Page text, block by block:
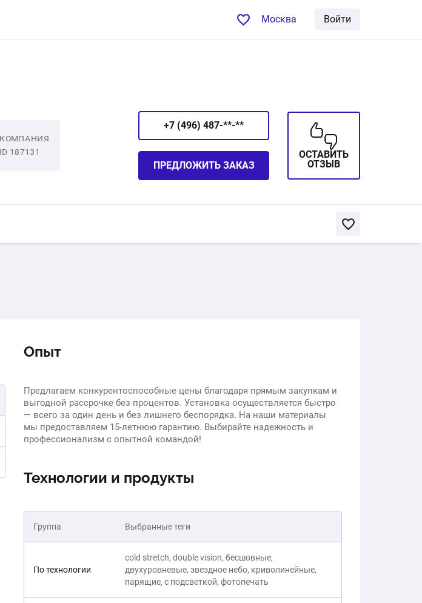
Москва Войти
КОМПАНИЯ
ID 187131
+7 (496) 487-**-**
ПРЕДЛОЖИТЬ ЗАКАЗ
ОСТАВИТЬ
ОТЗЫВ
Опыт
Предлагаем конкурентоспособные цены благодаря прямым закупкам и
выгодной рассрочке без процентов. Установка осуществляется быстро
— всего за один день и без лишнего беспорядка. На наши материалы
мы предоставляем 15-летнюю гарантию. Выбирайте надежность и
профессионализм с опытной командой!
Технологии и продукты
Группа Выбранные теги
По технологии
cold stretch, double vision, бесшовные,
двухуровневые, звездное небо, криволинейные,
парящие, с подсветкой, фотопечать